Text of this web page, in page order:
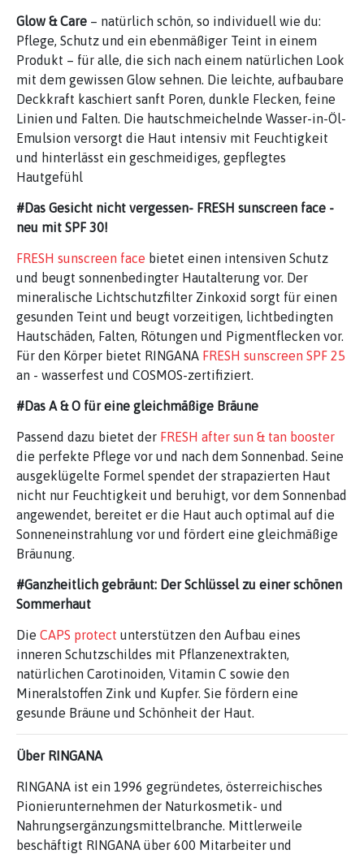
Glow & Care – natürlich schön, so individuell wie du:
Pflege, Schutz und ein ebenmäßiger Teint in einem
Produkt – für alle, die sich nach einem natürlichen Look
mit dem gewissen Glow sehnen. Die leichte, aufbaubare
Deckkraft kaschiert sanft Poren, dunkle Flecken, feine
Linien und Falten. Die hautschmeichelnde Wasser-in-Öl-
Emulsion versorgt die Haut intensiv mit Feuchtigkeit
und hinterlässt ein geschmeidiges, gepflegtes
Hautgefühl
#Das Gesicht nicht vergessen- FRESH sunscreen face -
neu mit SPF 30!
FRESH sunscreen face bietet einen intensiven Schutz
und beugt sonnenbedingter Hautalterung vor. Der
mineralische Lichtschutzfilter Zinkoxid sorgt für einen
gesunden Teint und beugt vorzeitigen, lichtbedingten
Hautschäden, Falten, Rötungen und Pigmentflecken vor.
Für den Körper bietet RINGANA FRESH sunscreen SPF 25
an - wasserfest und COSMOS-zertifiziert.
#Das A & O für eine gleichmäßige Bräune
Passend dazu bietet der FRESH after sun & tan booster
die perfekte Pflege vor und nach dem Sonnenbad. Seine
ausgeklügelte Formel spendet der strapazierten Haut
nicht nur Feuchtigkeit und beruhigt, vor dem Sonnenbad
angewendet, bereitet er die Haut auch optimal auf die
Sonneneinstrahlung vor und fördert eine gleichmäßige
Bräunung.
#Ganzheitlich gebräunt: Der Schlüssel zu einer schönen
Sommerhaut
Die CAPS protect unterstützen den Aufbau eines
inneren Schutzschildes mit Pflanzenextrakten,
natürlichen Carotinoiden, Vitamin C sowie den
Mineralstoffen Zink und Kupfer. Sie fördern eine
gesunde Bräune und Schönheit der Haut.
Über RINGANA
RINGANA ist ein 1996 gegründetes, österreichisches
Pionierunternehmen der Naturkosmetik- und
Nahrungsergänzungsmittelbranche. Mittlerweile
beschäftigt RINGANA über 600 Mitarbeiter und